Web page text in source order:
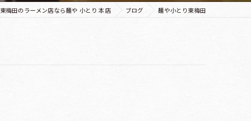
東梅田のラーメン店なら麺や 小とり 本店 ブログ 麺や小とり東梅田